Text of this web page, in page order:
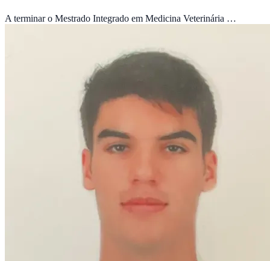
A terminar o Mestrado Integrado em Medicina Veterinária …